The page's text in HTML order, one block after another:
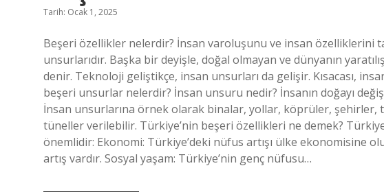
Tarih: Ocak 1, 2025
Beşeri özellikler nelerdir? İnsan varoluşunu ve insan özelliklerini
unsurlarıdır. Başka bir deyişle, doğal olmayan ve dünyanın
denir. Teknoloji geliştikçe, insan unsurları da gelişir. Kısacası,
beşeri unsurlar nelerdir? İnsan unsuru nedir? İnsanın doğayı
İnsan unsurlarına örnek olarak binalar, yollar, köprüler,
tüneller verilebilir. Türkiye’nin beşeri özellikleri ne demek?
önemlidir: Ekonomi: Türkiye’deki nüfus artışı ülke ekonomisine
artış vardır. Sosyal yaşam: Türkiye’nin genç nüfusu…